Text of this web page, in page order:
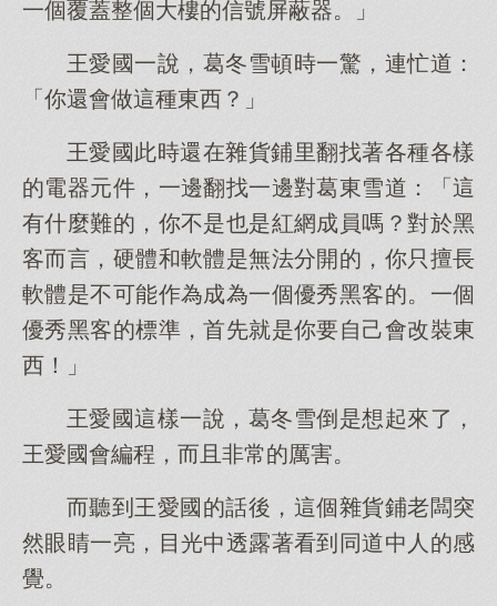
一個覆蓋整個大樓的信號屏蔽器。」
王愛國一說，葛冬雪頓時一驚，連忙道：
「你還會做這種東西？」
王愛國此時還在雜貨鋪里翻找著各種各樣
的電器元件，一邊翻找一邊對葛東雪道：「這
有什麼難的，你不是也是紅網成員嗎？對於黑
客而言，硬體和軟體是無法分開的，你只擅長
軟體是不可能作為成為一個優秀黑客的。一個
優秀黑客的標準，首先就是你要自己會改裝東
西！」
王愛國這樣一說，葛冬雪倒是想起來了，
王愛國會編程，而且非常的厲害。
而聽到王愛國的話後，這個雜貨鋪老闆突
然眼睛一亮，目光中透露著看到同道中人的感
覺。